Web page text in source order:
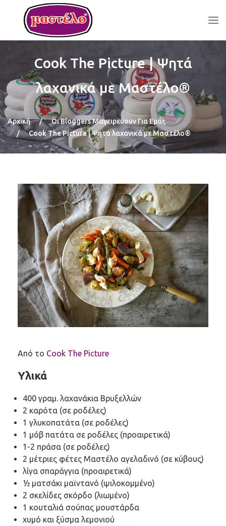
Cook The Picture | Ψητά
λαχανικά με Μαστέλο®
Αρχική /
Οι Bloggers Μαγειρεύουν Για Εμάς
/
Cook The Picture | Ψητά λαχανικά με Μαστέλο®
Από το Cook The Picture
Υλικά
400 γραμ. λαχανάκια Βρυξελλών
2 καρότα (σε ροδέλες)
1 γλυκοπατάτα (σε ροδέλες)
1 μόβ πατάτα σε ροδέλες (προαιρετικά)
1-2 πράσα (σε ροδέλες)
2 μέτριες φέτες Μαστέλο αγελαδινό (σε κύβους)
λίγα σπαράγγια (προαιρετικά)
½ ματσάκι μαϊντανό (ψιλοκομμένο)
2 σκελίδες σκόρδο (λιωμένο)
1 κουταλιά σούπας μουστάρδα
χυμό και ξύσμα λεμονιού